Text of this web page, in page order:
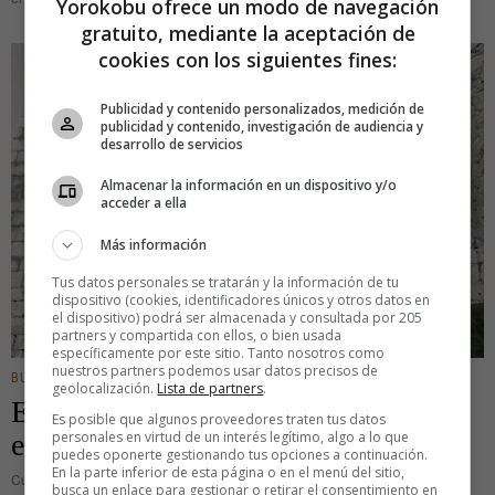
BUSINESS
El origen de los dichos: Mantenerse
en sus trece
Curiosa manera tiene nuestro idioma de describir a alguien que se obstina
Yorokobu ofrece un modo de navegación
gratuito, mediante la aceptación de
cookies con los siguientes fines:
Publicidad y contenido personalizados, medición de
publicidad y contenido, investigación de audiencia y
desarrollo de servicios
Almacenar la información en un dispositivo y/o
acceder a ella
Más información
Tus datos personales se tratarán y la información de tu
dispositivo (cookies, identificadores únicos y otros datos en
el dispositivo) podrá ser almacenada y consultada por 205
partners y compartida con ellos, o bien usada
específicamente por este sitio. Tanto nosotros como
nuestros partners podemos usar datos precisos de
geolocalización. Lista de partners.
Es posible que algunos proveedores traten tus datos
personales en virtud de un interés legítimo, algo a lo que
puedes oponerte gestionando tus opciones a continuación.
En la parte inferior de esta página o en el menú del sitio,
busca un enlace para gestionar o retirar el consentimiento en